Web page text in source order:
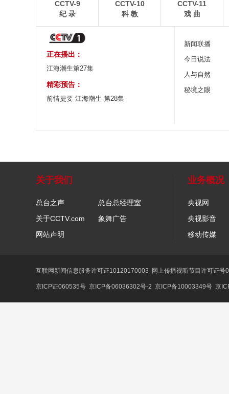
CCTV-9
纪 录
CCTV-10
科 教
CCTV-11
戏 曲
正在播出：
江海潮生第27集
精彩预告：
前情提要-江海潮生-第28集
新闻联播
今日说法
人与自然
秘境之眼
关于我们
总台之声
总台总经理室
关于CCTV.com
象舞广告
网站声明
业务概况
央视网
央视影音
移动传媒
互联网新闻信息服务许可证10120170003 网上传播视听节目许可证
京ICP证060535号 京ICP备06036302号-2 京ICP备10003349号 京